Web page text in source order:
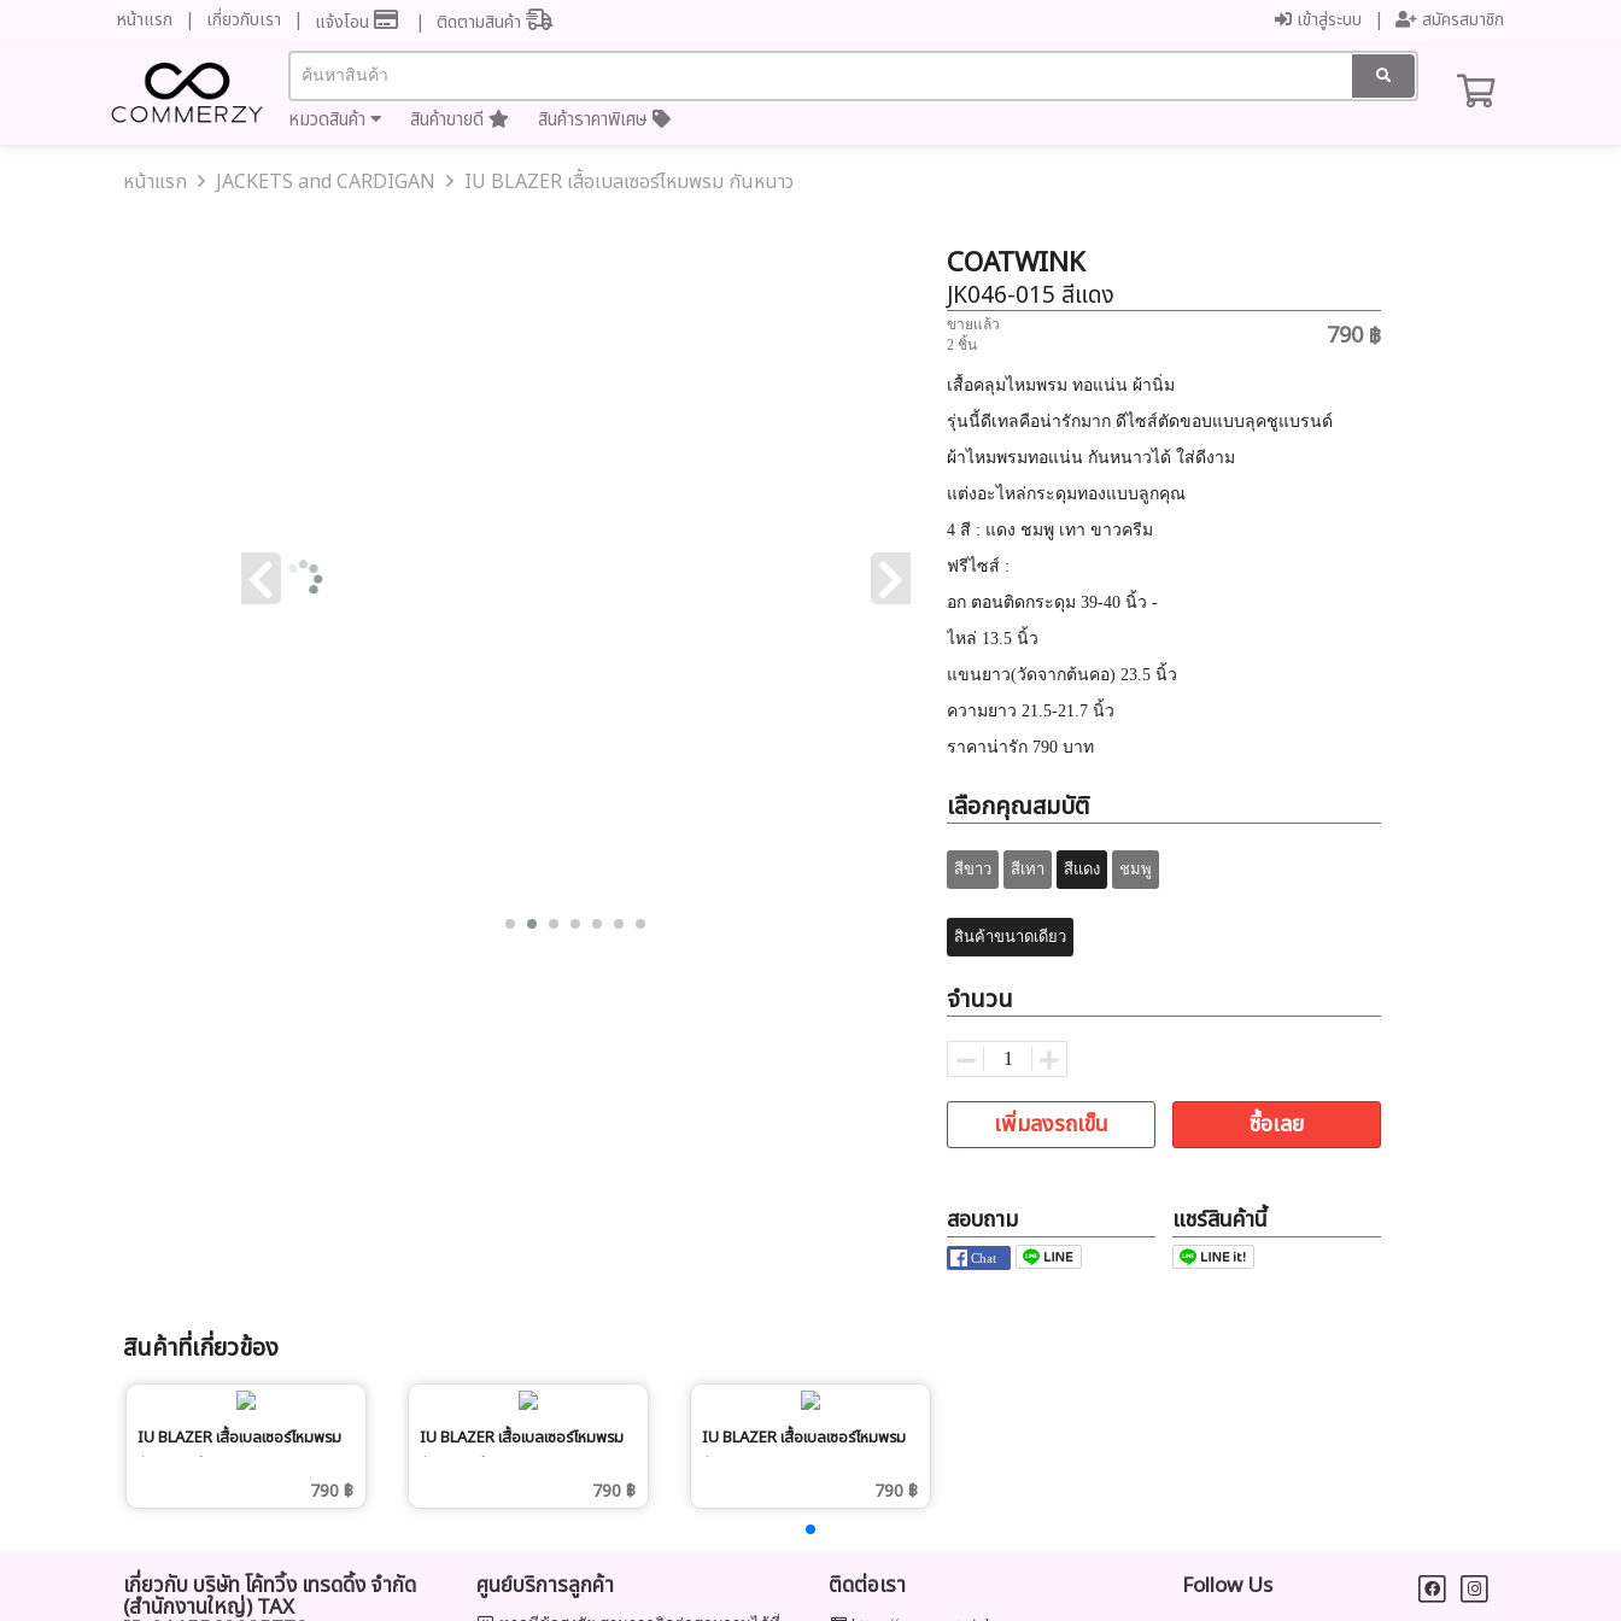
หน้าแรก เกี่ยวกับเรา แจ้งโอน ติดตามสินค้า เข้าสู่ระบบ สมัครสมาชิก
หมวดสินค้า สินค้าขายดี สินค้าราคาพิเศษ
หน้าแรก JACKETS and CARDIGAN IU BLAZER เสื้อเบลเซอร์ไหมพรม กันหนาว
COATWINK
JK046-015 สีแดง
790 ฿
ขายแล้ว
2 ชิ้น
เสื้อคลุมไหมพรม ทอแน่น ผ้านิ่ม
รุ่นนี้ดีเทลคือน่ารักมาก ดีไซส์ตัดขอบแบบลุคชูแบรนด์
ผ้าไหมพรมทอแน่น กันหนาวได้ ใส่ดีงาม
แต่งอะไหล่กระดุมทองแบบลูกคุณ
4 สี : แดง ชมพู เทา ขาวครีม
ฟรีไซส์ :
อก ตอนติดกระดุม 39-40 นิ้ว -
ไหล่ 13.5 นิ้ว
แขนยาว(วัดจากต้นคอ) 23.5 นิ้ว
ความยาว 21.5-21.7 นิ้ว
ราคาน่ารัก 790 บาท
เลือกคุณสมบัติ
สีขาว สีเทา สีแดง ชมพู
สินค้าขนาดเดียว
จำนวน
เพิ่มลงรถเข็น ซื้อเลย
สอบถาม แชร์สินค้านี้
สินค้าที่เกี่ยวข้อง
IU BLAZER เสื้อเบลเซอร์ไหมพรม
กันหนาว สีขาว
790 ฿
IU BLAZER เสื้อเบลเซอร์ไหมพรม
กันหนาว สีเทา
790 ฿
IU BLAZER เสื้อเบลเซอร์ไหมพรม
กันหนาว ชมพู
790 ฿
เกี่ยวกับ บริษัท โค้ทวิ้ง เทรดดิ้ง จำกัด
(สำนักงานใหญ่) TAX
ศูนย์บริการลูกค้า ติดต่อเรา Follow Us